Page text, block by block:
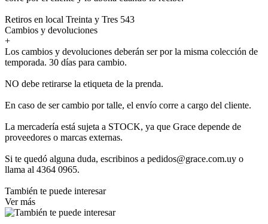
Retiros en local Treinta y Tres 543
Cambios y devoluciones
+
Los cambios y devoluciones deberán ser por la misma colección de
temporada. 30 días para cambio.
NO debe retirarse la etiqueta de la prenda.
En caso de ser cambio por talle, el envío corre a cargo del cliente.
La mercadería está sujeta a STOCK, ya que Grace depende de
proveedores o marcas externas.
Si te quedó alguna duda, escribinos a pedidos@grace.com.uy o
llama al 4364 0965.
También te puede interesar
Ver más